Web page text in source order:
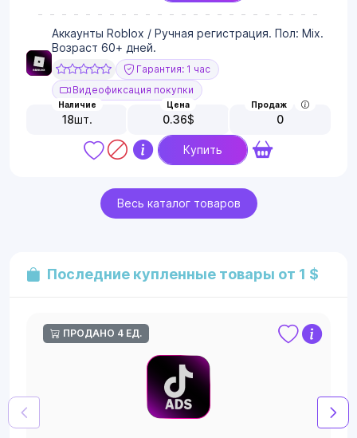
Аккаунты Roblox / Ручная регистрация. Пол: Mix.
Возраст 60+ дней.
Гарантия: 1 час
Видеофиксация покупки
Наличие
18шт.
Цена
0.36$
Продаж
0
Купить
Весь каталог товаров
Последние купленные товары от 1 $
ПРОДАНО 4 ЕД.